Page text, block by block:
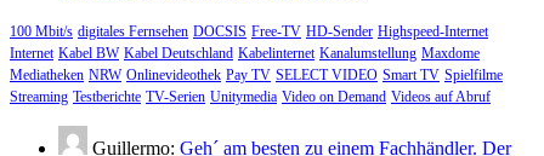
100 Mbit/s digitales Fernsehen DOCSIS Free-TV HD-Sender Highspeed-Internet
Internet Kabel BW Kabel Deutschland Kabelinternet Kanalumstellung Maxdome
Mediatheken NRW Onlinevideothek Pay TV SELECT VIDEO Smart TV Spielfilme
Streaming Testberichte TV-Serien Unitymedia Video on Demand Videos auf Abruf
Guillermo: Geh´ am besten zu einem Fachhändler. Der